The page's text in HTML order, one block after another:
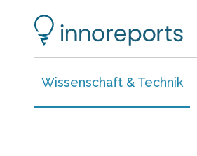
Wissenschaft & Technik